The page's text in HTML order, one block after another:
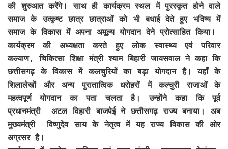
की शुरुआत करेंगे। साथ ही कार्यक्रम स्थल में पुरस्कृत होने वाले
समाज के उत्कृष्ट छात्र छात्राओं को भी बधाई देते हुए भविष्य में
समाज के विकास में अपना अमूल्य योगदान देने प्रोत्साहित किया।
कार्यक्रम की अध्यक्षता करते हुए लोक स्वास्थ्य एवं परिवार
कल्याण, चिकित्सा शिक्षा मंत्री श्याम बिहारी जायसवाल ने कहा कि
छत्तीसगढ़ के विकास में कलचुरियों का बड़ा योगदान है। यहाँ के
शिलालेखों और अन्य पुरातात्विक धरोहरों में कल्चुरी राजाओं के
महत्वपूर्ण योगदान का पता चलता है। उन्होंने कहा कि पूर्व
प्रधानमंत्री अटल विहारी बाजपेई ने छत्तीसगढ़ राज्य बनाया। अब
मुख्यमंत्री विष्णुदेव साय के नेतृत्व में यह राज्य विकास की ओर
अग्रसर है।